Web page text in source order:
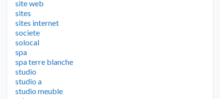
site web
sites
sites internet
societe
solocal
spa
spa terre blanche
studio
studio a
studio meuble